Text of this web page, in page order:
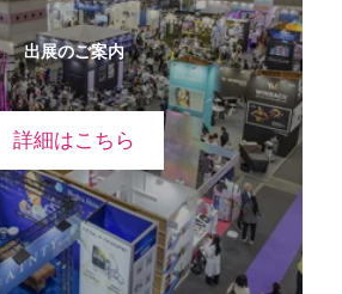
出展のご案内
詳細はこちら